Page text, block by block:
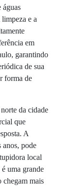
águas
e a
em
garantindo
de sua
forma de
da cidade
que
A
anos, pode
local
uma grande
chegam mais